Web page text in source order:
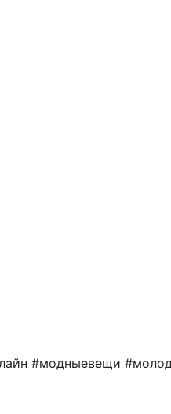
#модныевещи